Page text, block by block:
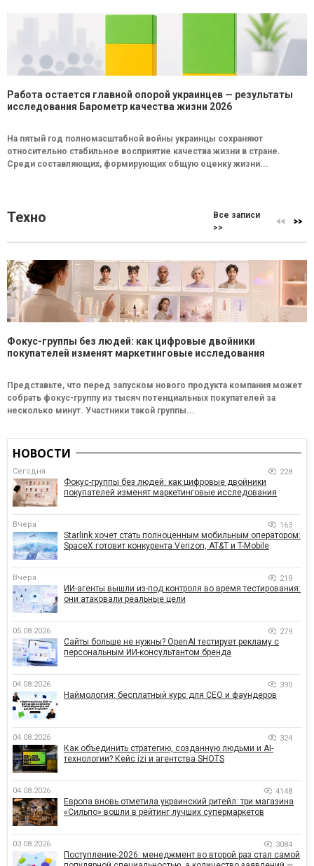
Работа остается главной опорой украинцев — результаты
исследования Барометр качества жизни 2026
На пятый год полномасштабной войны украинцы сохраняют
относительно стабильное восприятие качества жизни в стране.
Среди составляющих, формирующих общую оценку жизни...
Техно
Все записи
>>
Фокус-группы без людей: как цифровые двойники
покупателей изменят маркетинговые исследования
Представьте, что перед запуском нового продукта компания может
собрать фокус-группу из тысяч потенциальных покупателей за
несколько минут. Участники такой группы...
НОВОСТИ
Сегодня 228
Фокус-группы без людей: как цифровые двойники
покупателей изменят маркетинговые исследования
Вчера 163
Starlink хочет стать полноценным мобильным оператором:
SpaceX готовит конкурента Verizon, AT&T и T-Mobile
Вчера 219
ИИ-агенты вышли из-под контроля во время тестирования:
они атаковали реальные цели
05.08.2026 279
Сайты больше не нужны? OpenAI тестирует рекламу с
персональным ИИ-консультантом бренда
04.08.2026 390
Наймология: бесплатный курс для CEO и фаундеров
04.08.2026 324
Как объединить стратегию, созданную людьми и AI-
технологии? Кейс izi и агентства SHOTS
04.08.2026 4148
Европа вновь отметила украинский ритейл: три магазина
«Сильпо» вошли в рейтинг лучших супермаркетов
03.08.2026 3084
Поступление-2026: менеджмент во второй раз стал самой